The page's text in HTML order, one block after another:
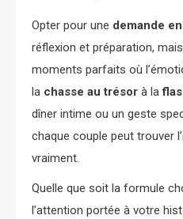
Opter pour une demande
réflexion et préparation,
moments parfaits où
la chasse au trésor à la
dîner intime ou un geste
chaque couple peut trouver
vraiment.
Quelle que soit la formule
l’attention portée à votre